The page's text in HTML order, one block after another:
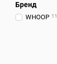
Бренд
WHOOP